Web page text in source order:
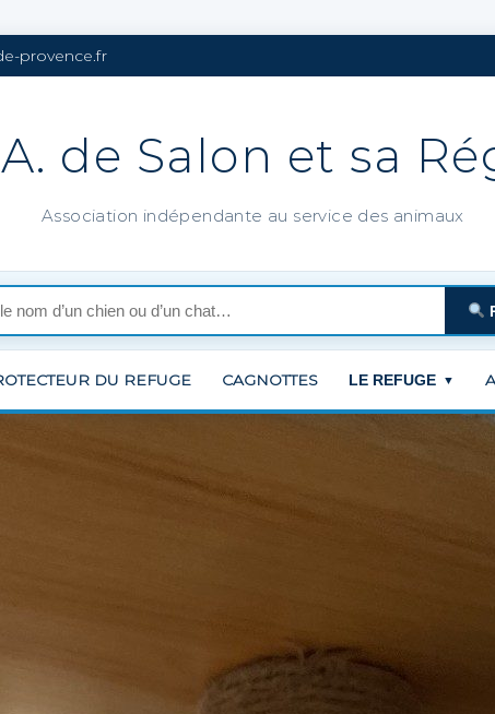
provence.fr
de Salon et sa
Association indépendante au service des animaux
DU REFUGE CAGNOTTES LE REFUGE ▼